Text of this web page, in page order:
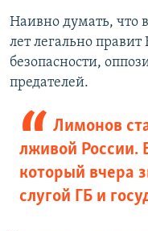
Наивно думать, что
лет легально
безопасности,
предателей.
Лимонов
лживой России.
который вчера
слугой ГБ и